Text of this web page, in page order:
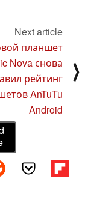
Next article
планшет
Nova снова
рейтинг
AnTuTu
Android
⟩